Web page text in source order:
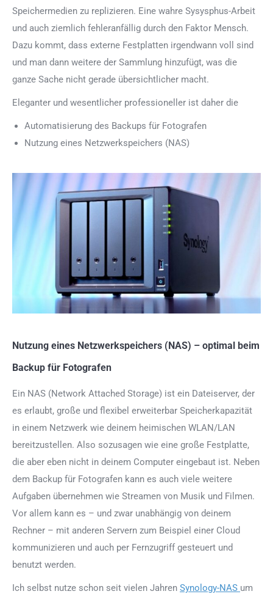
Speichermedien zu replizieren. Eine wahre Sysysphus-Arbeit
und auch ziemlich fehleranfällig durch den Faktor Mensch.
Dazu kommt, dass externe Festplatten irgendwann voll sind
und man dann weitere der Sammlung hinzufügt, was die
ganze Sache nicht gerade übersichtlicher macht.
Eleganter und wesentlicher professioneller ist daher die
Automatisierung des Backups für Fotografen
Nutzung eines Netzwerkspeichers (NAS)
Nutzung eines Netzwerkspeichers (NAS) – optimal beim
Backup für Fotografen
Ein NAS (Network Attached Storage) ist ein Dateiserver, der
es erlaubt, große und flexibel erweiterbar Speicherkapazität
in einem Netzwerk wie deinem heimischen WLAN/LAN
bereitzustellen. Also sozusagen wie eine große Festplatte,
die aber eben nicht in deinem Computer eingebaut ist. Neben
dem Backup für Fotografen kann es auch viele weitere
Aufgaben übernehmen wie Streamen von Musik und Filmen.
Vor allem kann es – und zwar unabhängig von deinem
Rechner – mit anderen Servern zum Beispiel einer Cloud
kommunizieren und auch per Fernzugriff gesteuert und
benutzt werden.
Ich selbst nutze schon seit vielen Jahren Synology-NAS um